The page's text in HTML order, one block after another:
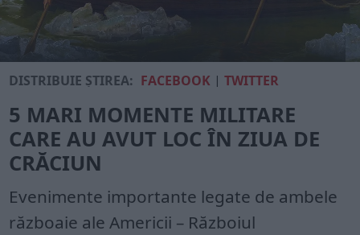
DISTRIBUIE ȘTIREA: FACEBOOK |TWITTER
5 MARI MOMENTE MILITARE
CARE AU AVUT LOC ÎN ZIUA DE
CRĂCIUN
Evenimente importante legate de ambele
războaie ale Americii – Războiul